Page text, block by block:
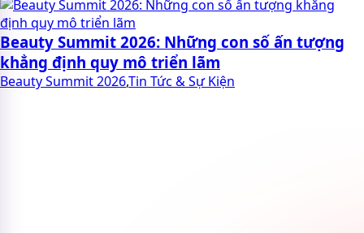
Beauty Summit 2026: Những con số ấn tượng
khẳng định quy mô triển lãm
Beauty Summit 2026,Tin Tức & Sự Kiện